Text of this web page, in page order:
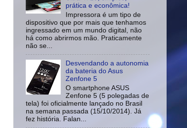
prática e econômica!
Impressora é um tipo de
dispositivo que por mais que tenhamos
ingressado em um mundo digital, não
há como abrirmos mão. Praticamente
não se...
Desvendando a autonomia
da bateria do Asus
Zenfone 5
O smartphone ASUS
Zenfone 5 (5 polegadas de
tela) foi oficialmente lançado no Brasil
na semana passada (15/10/2014). Já
fez história. Falan...